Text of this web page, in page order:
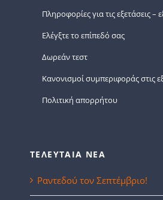
Πληροφορίες για τις εξετάσεις –
Ελέγξτε το επίπεδό σας
Δωρεάν τεστ
Κανονισμοί συμπεριφοράς στις
Πολιτική απορρήτου
ΤΕΛΕΥΤΑΙΑ ΝΕΑ
Ραντεδού τον Σεπτέμβριο!